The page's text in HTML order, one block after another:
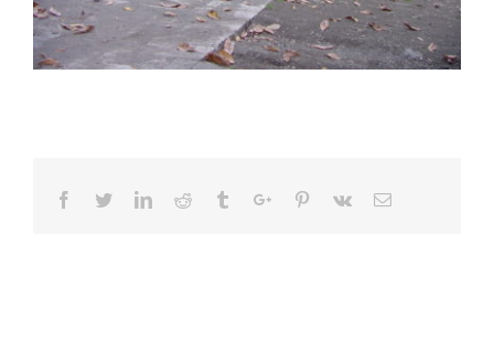
Facebook
TwitterLinkedinReddit TumblrGoogle+Pinterest
Vk Email